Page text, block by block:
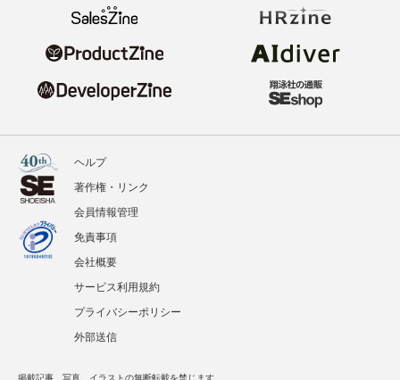
ヘルプ
著作権・リンク
会員情報管理
免責事項
会社概要
サービス利用規約
プライバシーポリシー
外部送信
掲載記事、写真、イラストの無断転載を禁じます。